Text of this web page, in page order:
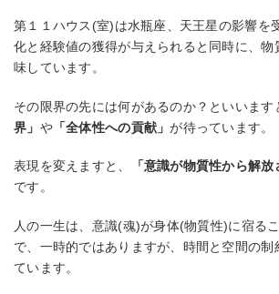
第１１ハウス(室)は水瓶座、天王星の影響を
化と経験値の獲得が与えられると同時に、物
味しています。
その限界の先には何があるのか？といいます
界」 や「全体性への貢献」が待っています。
表現を変えますと、 「意識が物質性から解放
です。
人の一生は、意識(魂)が身体(物質性)に宿る
で、一時的ではありますが、時間と空間の
ています。